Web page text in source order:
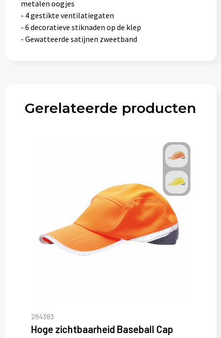
metalen oogjes
- 4 gestikte ventilatiegaten
- 6 decoratieve stiknaden op de klep
- Gewatteerde satijnen zweetband
Gerelateerde producten
284383
Hoge zichtbaarheid Baseball Cap